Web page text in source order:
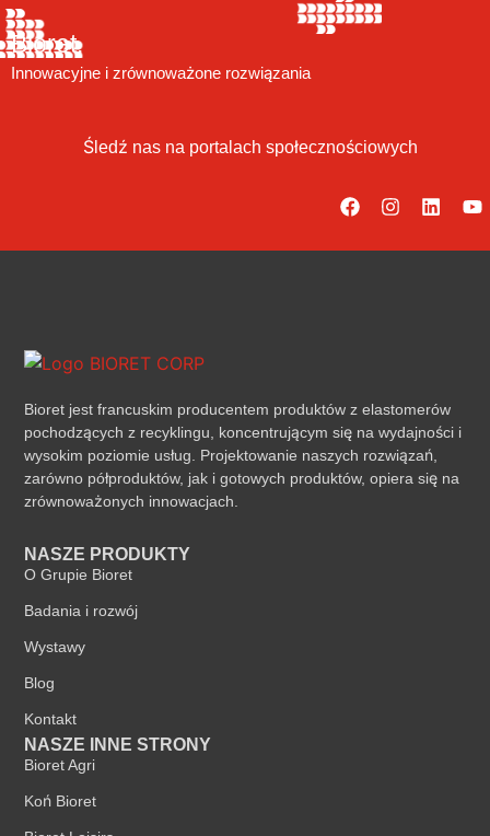
Bioret,
Innowacyjne i zrównoważone rozwiązania
Śledź nas na portalach społecznościowych
Bioret jest francuskim producentem produktów z elastomerów
pochodzących z recyklingu, koncentrującym się na wydajności i
wysokim poziomie usług. Projektowanie naszych rozwiązań,
zarówno półproduktów, jak i gotowych produktów, opiera się na
zrównoważonych innowacjach.
NASZE PRODUKTY
O Grupie Bioret
Badania i rozwój
Wystawy
Blog
Kontakt
NASZE INNE STRONY
Bioret Agri
Koń Bioret